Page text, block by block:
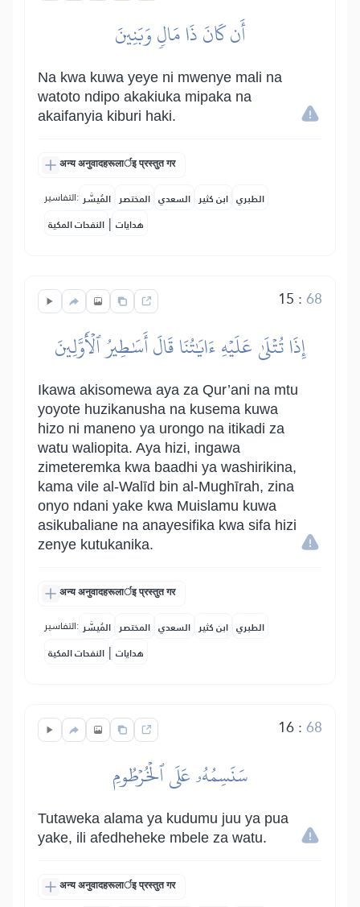
أَن كَانَ ذَا مَالٖ وَبَنِينَ
Na kwa kuwa yeye ni mwenye mali na
watoto ndipo akakiuka mipaka na
akaifanyia kiburi haki.
अन्य अनुवादहरूलार्इ प्रस्तुत गर
التفاسير: المُيسَّر المختصر السعدي ابن كثير الطبري
النفحات المكية | هدايات
15 :68
إِذَا تُتۡلَىٰ عَلَيۡهِ ءَايَٰتُنَا قَالَ أَسَٰطِيرُ ٱلۡأَوَّلِينَ
Ikawa akisomewa aya za Qur’ani na mtu
yoyote huzikanusha na kusema kuwa
hizo ni maneno ya urongo na itikadi za
watu waliopita. Aya hizi, ingawa
zimeteremka kwa baadhi ya washirikina,
kama vile al-Walīd bin al-Mughīrah, zina
onyo ndani yake kwa Muislamu kuwa
asikubaliane na anayesifika kwa sifa hizi
zenye kutukanika.
अन्य अनुवादहरूलार्इ प्रस्तुत गर
التفاسير: المُيسَّر المختصر السعدي ابن كثير الطبري
النفحات المكية | هدايات
16:68
سَنَسِمُهُۥ عَلَى ٱلۡخُرۡطُومِ
Tutaweka alama ya kudumu juu ya pua
yake, ili afedheheke mbele za watu.
अन्य अनुवादहरूलार्इ प्रस्तुत गर